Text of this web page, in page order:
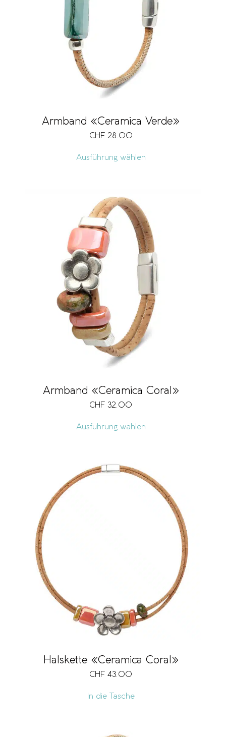
Armband «Ceramica Verde»
CHF 28.00
Ausführung wählen
Armband «Ceramica Coral»
CHF 32.00
Ausführung wählen
Halskette «Ceramica Coral»
CHF 43.00
In die Tasche